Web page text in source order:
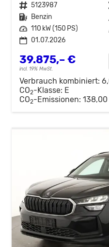
Fahrzeugnr. 5123987
Kraftstoff Benzin
Leistung 110 kW (150 PS)
01.07.2026
39.875,– €
incl. 19% MwSt.
Verbrauch kombiniert:
CO2-Klasse: E
CO2-Emissionen: